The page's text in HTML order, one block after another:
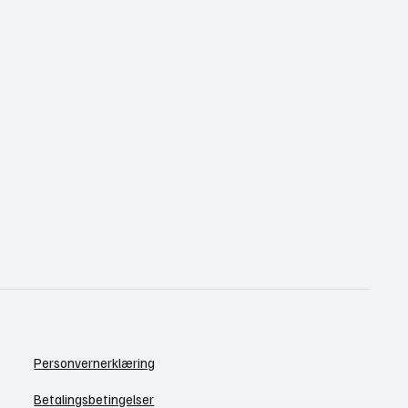
Personvernerklæring
Betalingsbetingelser